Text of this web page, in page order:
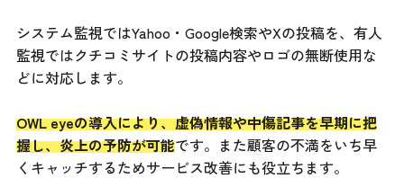
システム監視ではYahoo・Google検索やXの投稿を、有人
監視ではクチコミサイトの投稿内容やロゴの無断使用な
どに対応します。
OWL eyeの導入により、虚偽情報や中傷記事を早期に把
握し、炎上の予防が可能です。また顧客の不満をいち早
くキャッチするためサービス改善にも役立ちます。